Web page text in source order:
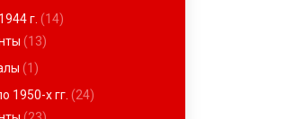
г. (14)
(13)
(1)
1950-х гг. (24)